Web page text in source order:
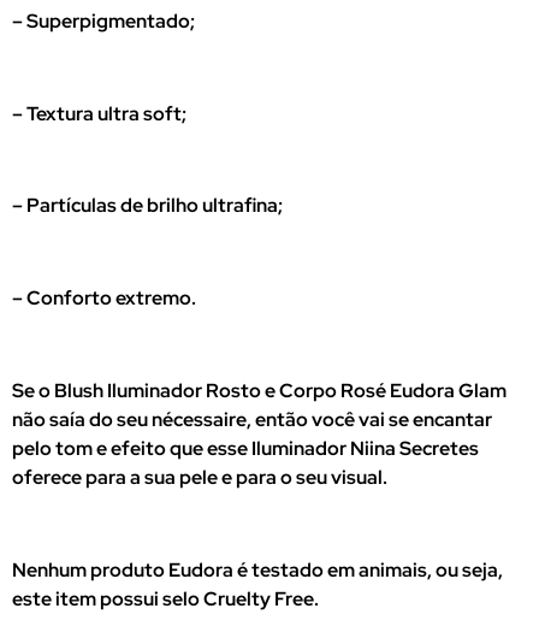
– Superpigmentado;
– Textura ultra soft;
– Partículas de brilho ultrafina;
– Conforto extremo.
Se o Blush Iluminador Rosto e Corpo Rosé Eudora Glam
não saía do seu nécessaire, então você vai se encantar
pelo tom e efeito que esse Iluminador Niina Secretes
oferece para a sua pele e para o seu visual.
Nenhum produto Eudora é testado em animais, ou seja,
este item possui selo Cruelty Free.